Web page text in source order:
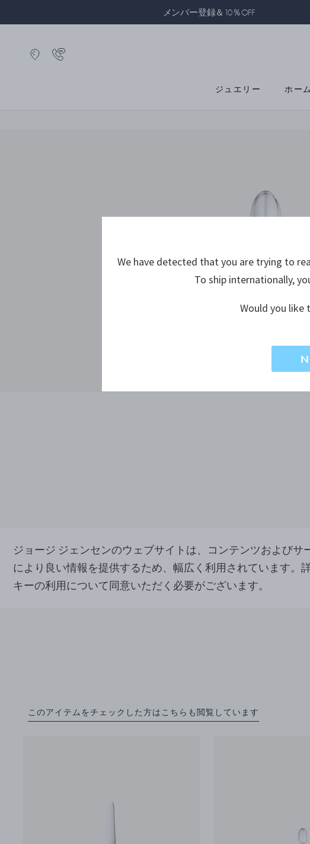
メンバー登録＆10％OFF
ジュエリー ホーム
このアイテムをチェックした方はこちらも閲覧しています
ジョージ ジェンセンのウェブサイトは、コンテンツおよび
により良い情報を提供するため、幅広く利用されています。
キーの利用について同意いただく必要がございます。
We have detected that you are trying to
To ship internationally,
Would you like